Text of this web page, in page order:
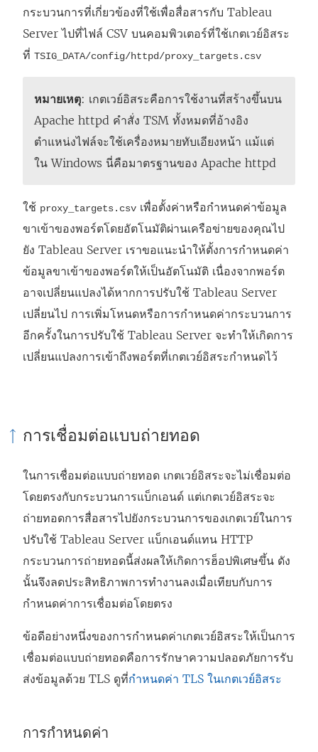
กระบวนการที่เกี่ยวข้องที่ใช้เพื่อสื่อสารกับ Tableau
Server ไปที่ไฟล์ CSV บนคอมพิวเตอร์ที่ใช้เกตเวย์อิสระ
ที่ TSIG_DATA/config/httpd/proxy_targets.csv
หมายเหตุ: เกตเวย์อิสระคือการใช้งานที่สร้างขึ้นบน
Apache httpd คำสั่ง TSM ทั้งหมดที่อ้างอิง
ตำแหน่งไฟล์จะใช้เครื่องหมายทับเอียงหน้า แม้แต่
ใน Windows นี่คือมาตรฐานของ Apache httpd
ใช้ proxy_targets.csv เพื่อตั้งค่าหรือกำหนดค่าข้อมูล
ขาเข้าของพอร์ตโดยอัตโนมัติผ่านเครือข่ายของคุณไป
ยัง Tableau Server เราขอแนะนำให้ตั้งการกำหนดค่า
ข้อมูลขาเข้าของพอร์ตให้เป็นอัตโนมัติ เนื่องจากพอร์ต
อาจเปลี่ยนแปลงได้หากการปรับใช้ Tableau Server
เปลี่ยนไป การเพิ่มโหนดหรือการกำหนดค่ากระบวนการ
อีกครั้งในการปรับใช้ Tableau Server จะทำให้เกิดการ
เปลี่ยนแปลงการเข้าถึงพอร์ตที่เกตเวย์อิสระกำหนดไว้
การเชื่อมต่อแบบถ่ายทอด
ในการเชื่อมต่อแบบถ่ายทอด เกตเวย์อิสระจะไม่เชื่อมต่อ
โดยตรงกับกระบวนการแบ็กเอนด์ แต่เกตเวย์อิสระจะ
ถ่ายทอดการสื่อสารไปยังกระบวนการของเกตเวย์ในการ
ปรับใช้ Tableau Server แบ็กเอนด์แทน HTTP
กระบวนการถ่ายทอดนี้ส่งผลให้เกิดการฮ็อปพิเศษขึ้น ดัง
นั้นจึงลดประสิทธิภาพการทำงานลงเมื่อเทียบกับการ
กำหนดค่าการเชื่อมต่อโดยตรง
ข้อดีอย่างหนึ่งของการกำหนดค่าเกตเวย์อิสระให้เป็นการ
เชื่อมต่อแบบถ่ายทอดคือการรักษาความปลอดภัยการรับ
ส่งข้อมูลด้วย TLS ดูที่กำหนดค่า TLS ในเกตเวย์อิสระ
การกำหนดค่า